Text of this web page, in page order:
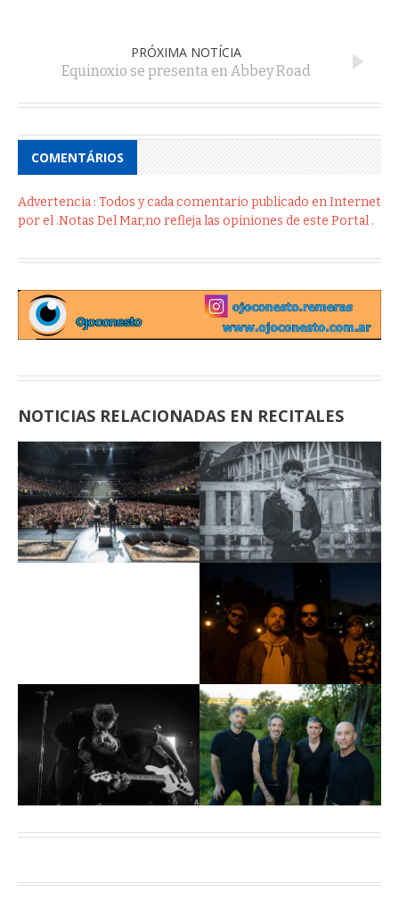
PRÓXIMA NOTÍCIA
Equinoxio se presenta en Abbey Road
COMENTÁRIOS
Advertencia : Todos y cada comentario publicado en Internet
por el .Notas Del Mar,no refleja las opiniones de este Portal .
NOTICIAS RELACIONADAS EN RECITALES